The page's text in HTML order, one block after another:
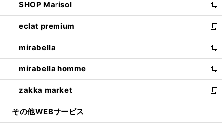
く
で
開
く
ド
ウ
で
開
く
ィ
ン
ド
ウ
で
開
く
い
ウ
ィ
ン
ド
ウ
で
開
く
SHOP Marisol
新
し
い
ウ
ィ
ン
ド
ウ
で
開
eclat premium
新
し
い
ウ
ィ
ン
ド
ウ
開
mirabella
新
し
い
ウ
ィ
ン
ウ
mirabella homme
新
し
い
ウ
ン
zakka market
新
し
ウ
その他WEBサービス